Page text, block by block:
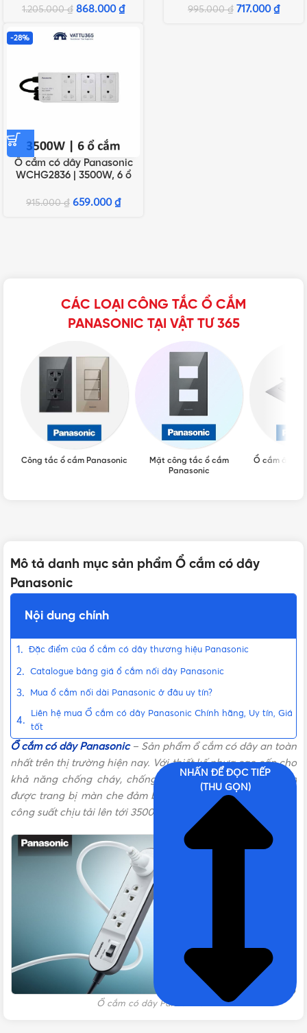
1.205.000₫ 868.000 ₫ 995.000₫ 717.000 ₫
-28%
Ổ cắm có dây Panasonic
WCHG2836 | 3500W, 6 ổ
915.000₫ 659.000 ₫
CÁC LOẠI CÔNG TẮC Ổ CẮM
PANASONIC TẠI VẬT TƯ 365
Công tắc ổ cắm Panasonic
Mặt công tắc ổ cắm
Panasonic
Ổ cắm âm
Mô tả danh mục sản phẩm Ổ cắm có dây
Panasonic
Nội dung chính
Đặc điểm của ổ cắm có dây thương hiệu Panasonic
Catalogue bảng giá ổ cắm nối dây Panasonic
Mua ổ cắm nối dài Panasonic ở đâu uy tín?
Liên hệ mua Ổ cắm có dây Panasonic Chính hãng, Uy tín, Giá
tốt
Ổ cắm có dây Panasonic– Sản phẩm ổ cắm có dây an toàn
nhất trên thị trường hiện nay. Với thiết kế nhựa cao cấp cho
khả năng chống cháy, chống va đập, độ bền cao, ổ cắm
được trang bị màn che đảm bảo an toàn cho trẻ nhỏ cùng
công suất chịu tải lên tới 3500W
Ổ cắm có dây Panasonic
NHẤN ĐỂ ĐỌC TIẾP
(THU GỌN)